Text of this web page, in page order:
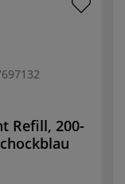
Refill, 200-